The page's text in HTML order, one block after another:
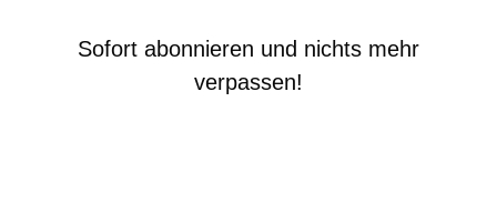
Sofort abonnieren und nichts mehr
verpassen!